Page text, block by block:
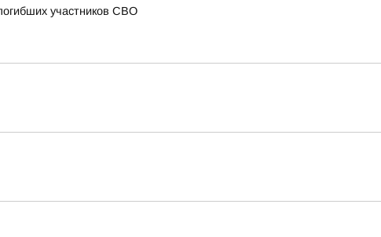
участников СВО